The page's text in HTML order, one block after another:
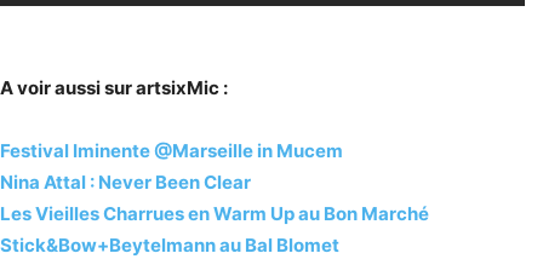
A voir aussi sur artsixMic :
Festival Iminente @Marseille in Mucem
Nina Attal : Never Been Clear
Les Vieilles Charrues en Warm Up au Bon Marché
Stick&Bow+Beytelmann au Bal Blomet